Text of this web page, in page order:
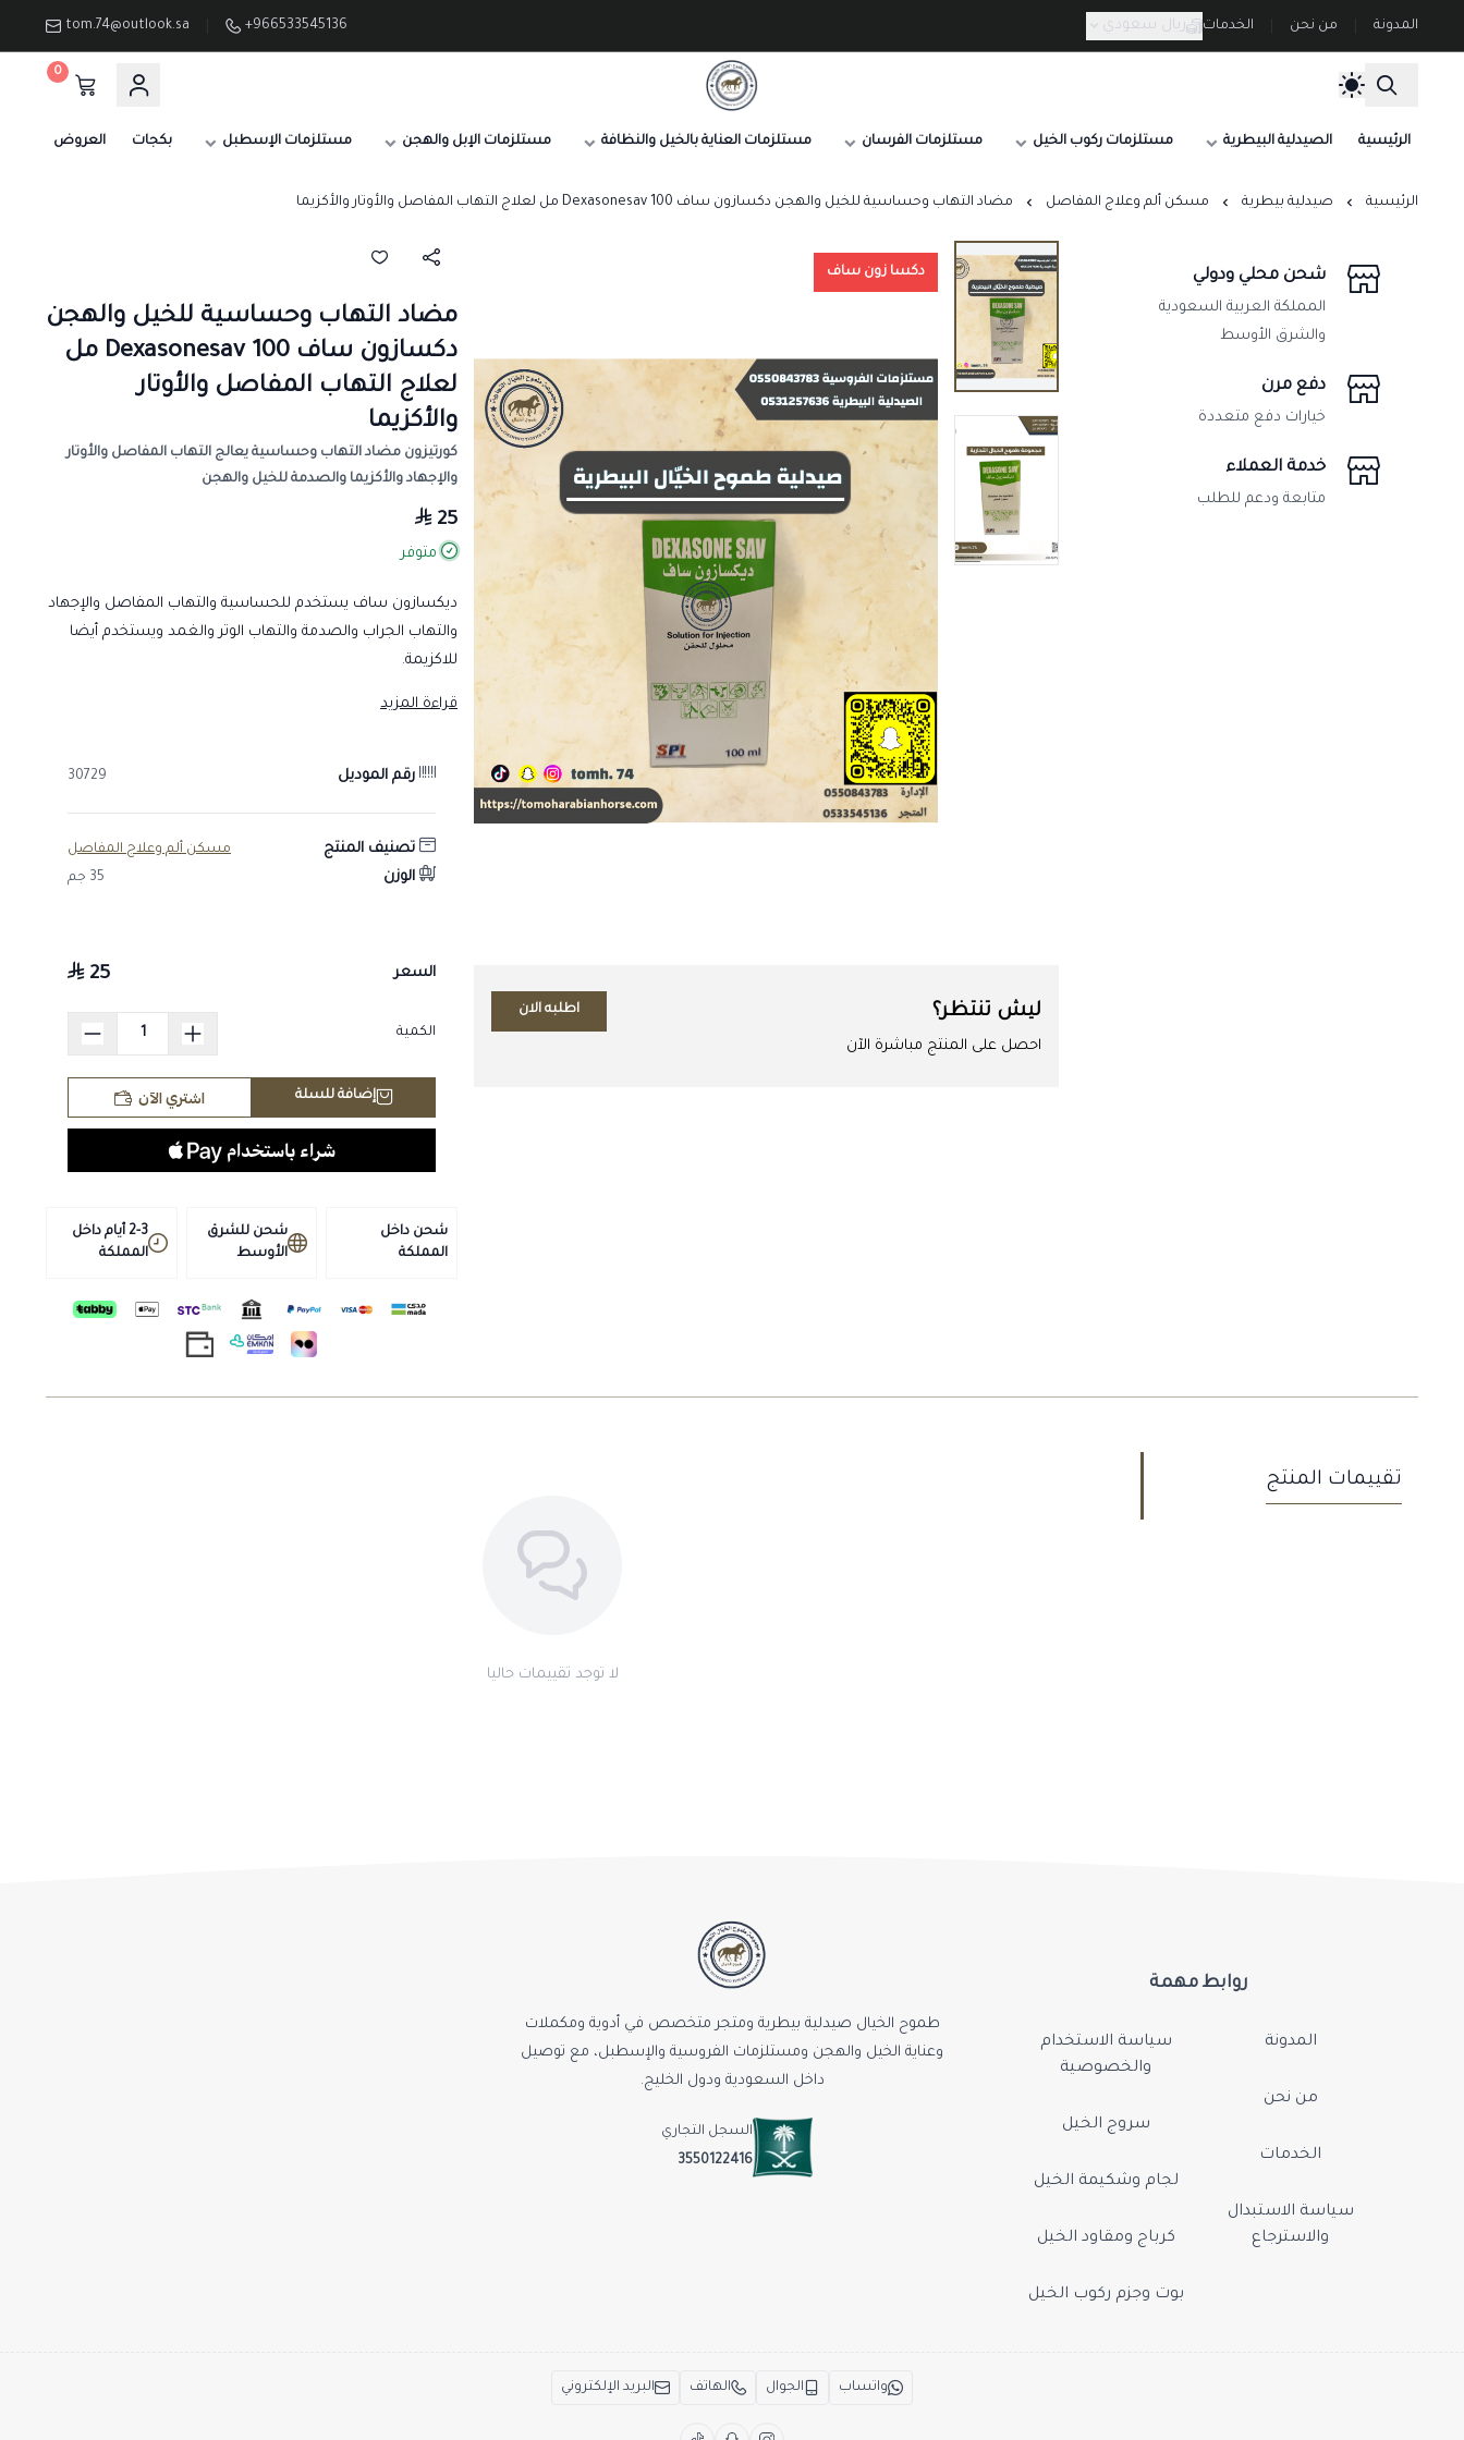
المدونة من نحن الخدمات ريال سعودي +966533545136
tom.74@outlook.sa
صيدلية طموح الخيال البيطرية
0
الرئيسية الصيدلية البيطرية مستلزمات ركوب الخيل مستلزمات الفرسان مستلزمات العناية بالخيل والنظافة مستلزمات الإبل والهجن مستلزمات الإسطبل بكجات العروض
الرئيسية صيدلية بيطرية مسكن ألم وعلاج المفاصل مضاد التهاب وحساسية للخيل والهجن دكسازون ساف Dexasonesav 100 مل لعلاج التهاب المفاصل والأوتار والأكزيما
دكسا زون ساف
ليش تنتظر؟
احصل على المنتج مباشرة الآن
اطلبه الان
مضاد التهاب وحساسية للخيل والهجن
دكسازون ساف Dexasonesav 100 مل
لعلاج التهاب المفاصل والأوتار
والأكزيما
كورتيزون مضاد التهاب وحساسية يعالج التهاب المفاصل والأوتار
والإجهاد والأكزيما والصدمة للخيل والهجن
25
متوفر
ديكسازون ساف يستخدم للحساسية والتهاب المفاصل والإجهاد
والتهاب الجراب والصدمة والتهاب الوتر والغمد ويستخدم أيضا
للاكزيمة.
عند اللزوم ويعطي عن طريق العضل أو الوريد .
للمزيد من المنتجات :
cortinol p
ابره جرب
قراءة المزيد
رقم الموديل 30729
تصنيف المنتج مسكن ألم وعلاج المفاصل
الوزن 35 جم
السعر 25
الكمية
إضافة للسلة اشتري الآن
شحن داخل
المملكة
شحن للشرق
الأوسط
2-3 أيام داخل
المملكة
شحن محلي ودولي
المملكة العربية السعودية
والشرق الأوسط
دفع مرن
خيارات دفع متعددة
خدمة العملاء
متابعة ودعم للطلب
تقييمات المنتج
لا توجد تقييمات حاليا
روابط مهمة
المدونة
من نحن
الخدمات
سياسة الاستبدال
والاسترجاع
سياسة الاستخدام
والخصوصية
سروج الخيل
لجام وشكيمة الخيل
كرباج ومقاود الخيل
بوت وجزم ركوب الخيل
طموح الخيال صيدلية بيطرية ومتجر متخصص في أدوية ومكملات
وعناية الخيل والهجن ومستلزمات الفروسية والإسطبل، مع توصيل
داخل السعودية ودول الخليج.
السجل التجاري
3550122416
واتساب الجوال الهاتف البريد الإلكتروني